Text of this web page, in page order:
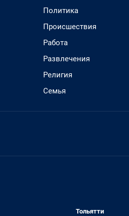
Политика
Происшествия
Работа
Развлечения
Религия
Семья
Тольятти